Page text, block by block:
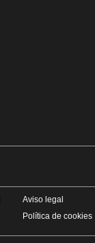
Aviso legal
Política de cookies